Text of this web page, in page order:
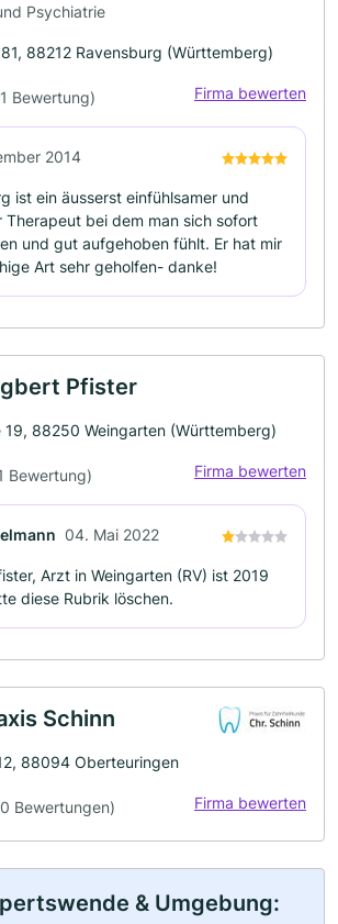
Psychiatrie
88212 Ravensburg (Württemberg)
Bewertung) Firma bewerten
2014
ist ein äusserst einfühlsamer und
Therapeut bei dem man sich sofort
und gut aufgehoben fühlt. Er hat mir
Art sehr geholfen- danke!
Pfister
19, 88250 Weingarten (Württemberg)
Bewertung) Firma bewerten
04. Mai 2022
Arzt in Weingarten (RV) ist 2019
diese Rubrik löschen.
Schinn
88094 Oberteuringen
Bewertungen) Firma bewerten
& Umgebung: